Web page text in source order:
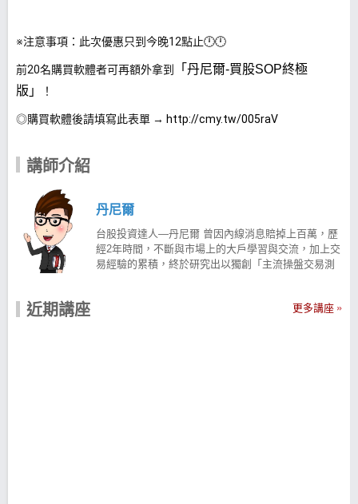
※注意事項：此次優惠只到今晚12點止🕛🕛
前20名購買軟體者可再額外拿到 「丹尼爾-買股SOP終極
版」
！
◎購買軟體後請填寫此表單 → http://cmy.tw/005raV
講師介紹
丹尼爾
台股投資達人—丹尼爾 曾因內線消息賠掉上百萬，歷
經2年時間，不斷與市場上的大戶學習與交流，加上交
易經驗的累積，終於研究出以獨創「主流操盤交易測
要靠1~2招來穩定獲利是有難度的， 必須學會全方面
近期講座 更多講座